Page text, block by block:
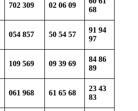
702 309 02 06 09
68
054 857 50 54 57
91 94
97
109 569 09 39 69
84 86
89
061 968 61 65 68
23 43
83